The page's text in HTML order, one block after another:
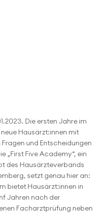
Die ersten Jahre im
Hausärzt:innen mit
und Entscheidungen
„First Five Academy“, ein
des Hausärzteverbands
setzt genau hier an:
bietet Hausärzt:innen in
Jahren nach der
Facharztprüfung neben